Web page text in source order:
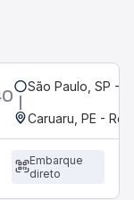
São Paulo, SP -
Caruaru, PE -
Embarque
direto